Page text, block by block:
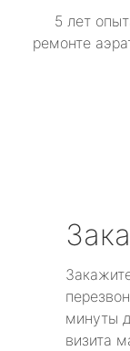
5 лет
ремонте
минуты
визита